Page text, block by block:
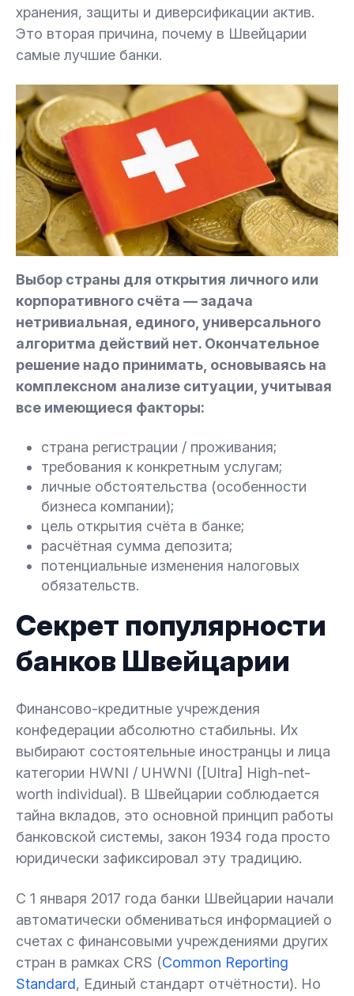
хранения, защиты и диверсификации актив.
Это вторая причина, почему в Швейцарии
самые лучшие банки.
Выбор страны для открытия личного или
корпоративного счёта — задача
нетривиальная, единого, универсального
алгоритма действий нет. Окончательное
решение надо принимать, основываясь на
комплексном анализе ситуации, учитывая
все имеющиеся факторы:
страна регистрации / проживания;
требования к конкретным услугам;
личные обстоятельства (особенности
бизнеса компании);
цель открытия счёта в банке;
расчётная сумма депозита;
потенциальные изменения налоговых
обязательств.
Секрет популярности
банков Швейцарии
Финансово-кредитные учреждения
конфедерации абсолютно стабильны. Их
выбирают состоятельные иностранцы и лица
категории HWNI / UHWNI ([Ultra] High-net-
worth individual). В Швейцарии соблюдается
тайна вкладов, это основной принцип работы
банковской системы, закон 1934 года просто
юридически зафиксировал эту традицию.
С 1 января 2017 года банки Швейцарии начали
автоматически обмениваться информацией о
счетах с финансовыми учреждениями других
стран в рамках CRS (Common Reporting
Standard, Единый стандарт отчётности). Но